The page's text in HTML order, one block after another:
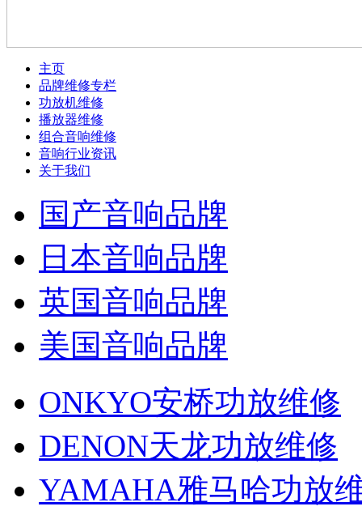
主页
品牌维修专栏
功放机维修
播放器维修
组合音响维修
音响行业资讯
关于我们
国产音响品牌
日本音响品牌
英国音响品牌
美国音响品牌
ONKYO安桥功放维修
DENON天龙功放维修
YAMAHA雅马哈功放